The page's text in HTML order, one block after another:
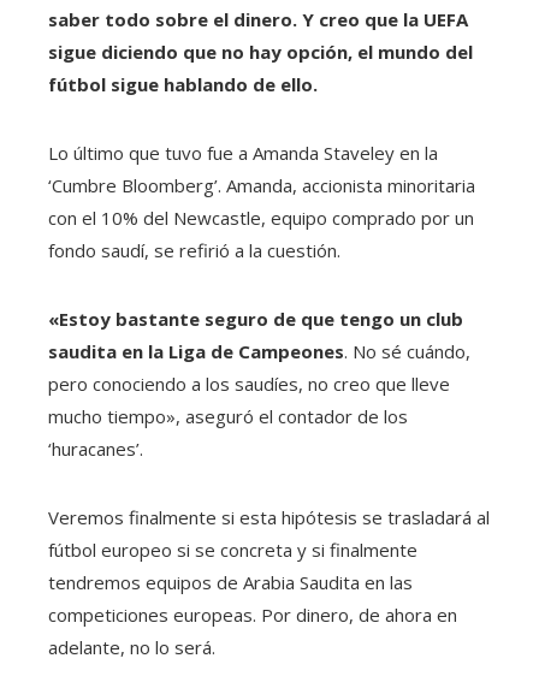
saber todo sobre el dinero. Y creo que la UEFA
sigue diciendo que no hay opción, el mundo del
fútbol sigue hablando de ello.
Lo último que tuvo fue a Amanda Staveley en la
‘Cumbre Bloomberg’. Amanda, accionista minoritaria
con el 10% del Newcastle, equipo comprado por un
fondo saudí, se refirió a la cuestión.
«Estoy bastante seguro de que tengo un club
saudita en la Liga de Campeones. No sé cuándo,
pero conociendo a los saudíes, no creo que lleve
mucho tiempo», aseguró el contador de los
‘huracanes’.
Veremos finalmente si esta hipótesis se trasladará al
fútbol europeo si se concreta y si finalmente
tendremos equipos de Arabia Saudita en las
competiciones europeas. Por dinero, de ahora en
adelante, no lo será.